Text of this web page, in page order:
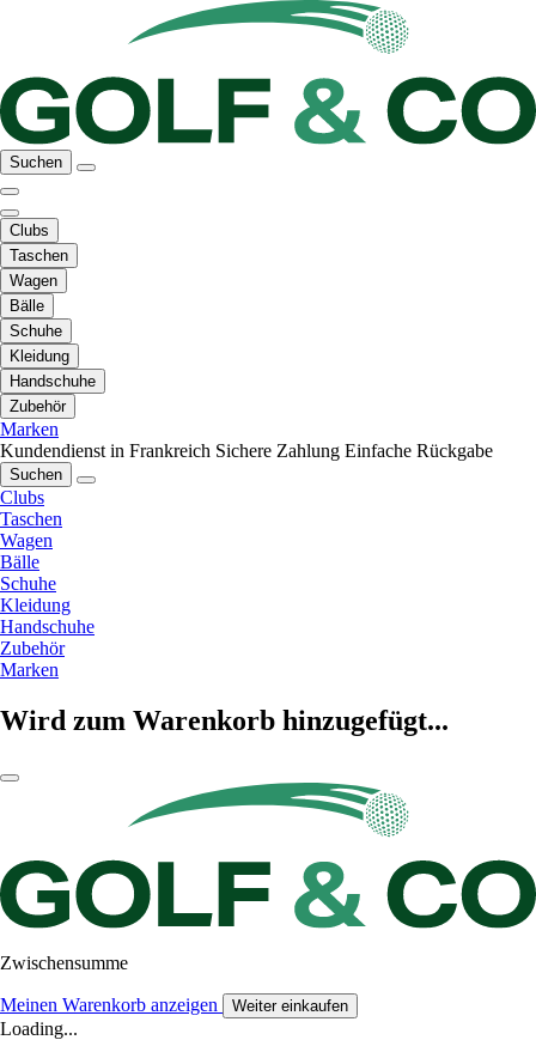
Suchen
Clubs
Taschen
Wagen
Bälle
Schuhe
Kleidung
Handschuhe
Zubehör
Marken
Kundendienst in Frankreich Sichere Zahlung Einfache Rückgabe
Suchen
Clubs
Taschen
Wagen
Bälle
Schuhe
Kleidung
Handschuhe
Zubehör
Marken
Wird zum Warenkorb hinzugefügt...
Zwischensumme
Meinen Warenkorb anzeigen Weiter einkaufen
Loading...